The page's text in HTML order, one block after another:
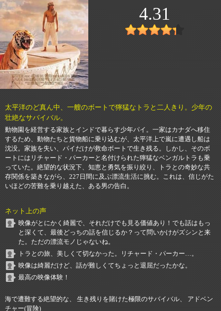
4.31
太平洋のど真ん中、一艘のボートで獰猛なトラと二人きり。少年の
壮絶なサバイバル。
動物園を経営する家族とインドで暮らす少年パイ。一家はカナダへ移住
するため、動物たちと貨物船に乗り込むが、太平洋上で嵐に遭遇し船は
沈没。家族を失い、パイだけが救命ボートで生き残る。しかし、そのボ
ートにはリチャード・パーカーと名付けられた獰猛なベンガルトラも乗
っていた。絶望的な状況下、知恵と勇気を振り絞り、トラとの奇妙な共
存関係を築きながら、227日間に及ぶ漂流生活に挑む。これは、信じがた
いほどの苦難を乗り越えた、ある男の告白。
ネット上の声
映像がとにかく綺麗で、それだけでも見る価値あり！でも話はもっ
と深くて、最後どっちの話を信じるか？って問いかけがズシンと来
た。ただの漂流モノじゃないね。
トラとの旅、美しくて切なかった。リチャード・パーカー…。
映像は綺麗だけど、話が難しくてちょっと退屈だったかな。
最高の映像体験！
海で遭難する絶望的な、 生き残りを賭けた極限のサバイバル、 アドベン
チャー(冒険)